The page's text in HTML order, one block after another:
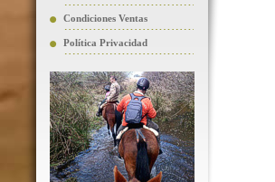
Condiciones Ventas
Política Privacidad